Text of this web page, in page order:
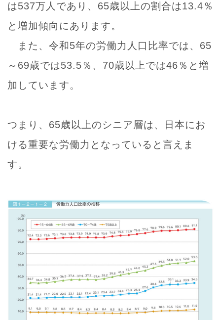
は537万人であり、65歳以上の割合は13.4％
と増加傾向にあります。
また、令和5年の労働力人口比率では、65
～69歳では53.5％、70歳以上では46％と増
加しています。
つまり、65歳以上のシニア層は、日本にお
ける重要な労働力となっていると言えま
す。